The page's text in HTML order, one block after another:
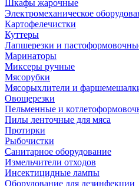
Шкафы жарочные
Электромеханическое
Картофелечистки
Куттеры
Лапшерезки и
Маринаторы
Миксеры ручные
Мясорубки
Мясорыхлители и
Овощерезки
Пельменные и
Пилы ленточные для мяса
Протирки
Рыбочистки
Санитарное оборудование
Измельчители отходов
Инсектицидные лампы
Оборудование для дезинфекции